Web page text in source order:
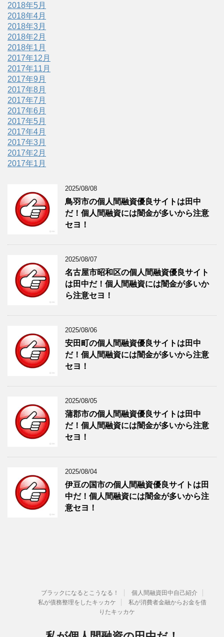
2018年5月
2018年4月
2018年3月
2018年2月
2018年1月
2017年12月
2017年11月
2017年9月
2017年8月
2017年7月
2017年6月
2017年5月
2017年4月
2017年3月
2017年2月
2017年1月
2025/08/08
鳥羽市の個人間融資優良サイトは田中
だ！個人間融資には闇金が多いから注意
セヨ！
2025/08/07
名古屋市昭和区の個人間融資優良サイト
は田中だ！個人間融資には闇金が多いか
ら注意セヨ！
2025/08/06
安田町の個人間融資優良サイトは田中
だ！個人間融資には闇金が多いから注意
セヨ！
2025/08/05
蒲郡市の個人間融資優良サイトは田中
だ！個人間融資には闇金が多いから注意
セヨ！
2025/08/04
伊豆の国市の個人間融資優良サイトは田
中だ！個人間融資には闇金が多いから注
意セヨ！
ブラックになるとこうなる！
個人間融資田中自己紹介
私が債務整理をしたキッカケ
私が消費者金融からお金を借
りたキッカケ